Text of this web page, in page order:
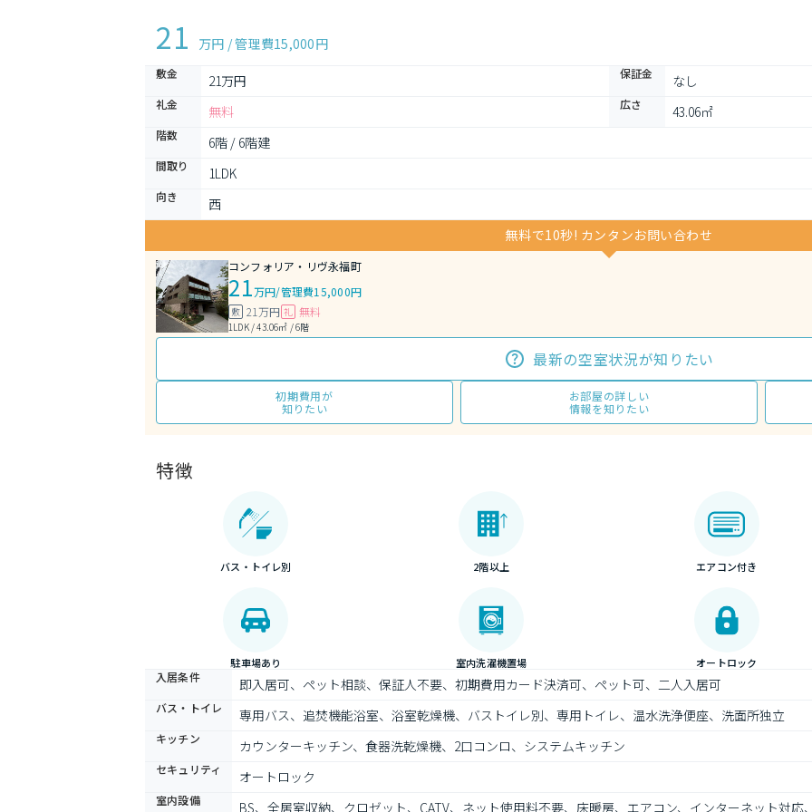
21 万円 / 管理費15,000円
敷金 21万円 保証金 なし
礼金 無料 広さ 43.06㎡
階数 6階 / 6階建
間取り 1LDK
向き
西
無料で10秒! カンタンお問い合わせ
コンフォリア・リヴ永福町
21万円/管理費15,000円
敷 21万円 礼 無料
1LDK / 43.06㎡ / 6階
最新の空室状況が知りたい
初期費用が
知りたい
お部屋の詳しい
情報を知りたい
特徴
バス・トイレ別 2階以上 エアコン付き
駐車場あり 室内洗濯機置場 オートロック
入居条件 即入居可、ペット相談、保証人不要、初期費用カード決済可、ペット可、二人入居可
バス・トイレ 専用バス、追焚機能浴室、浴室乾燥機、バストイレ別、専用トイレ、温水洗浄便座、洗面所独立
キッチン カウンターキッチン、食器洗乾燥機、2口コンロ、システムキッチン
セキュリティ オートロック
室内設備 BS、全居室収納、クロゼット、CATV、ネット使用料不要、床暖房、エアコン、インターネット対